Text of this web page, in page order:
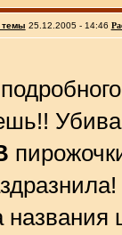
темы 25.12.2005 - 14:46